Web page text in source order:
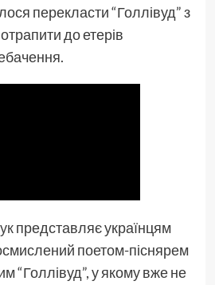
перекласти “Голлівуд” з
до етерів
представляє українцям
поетом-піснярем
“Голлівуд”, у якому вже не